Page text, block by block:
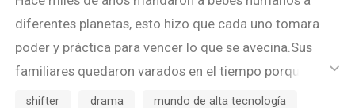
diferentes planetas, esto hizo que cada uno tomara
poder y práctica para vencer lo que se avecina.Sus
familiares quedaron varados en el tiempo porque los
bebés que en algún momento volverían necesitaban
ic_default
shifter drama mundo de alta tecnología